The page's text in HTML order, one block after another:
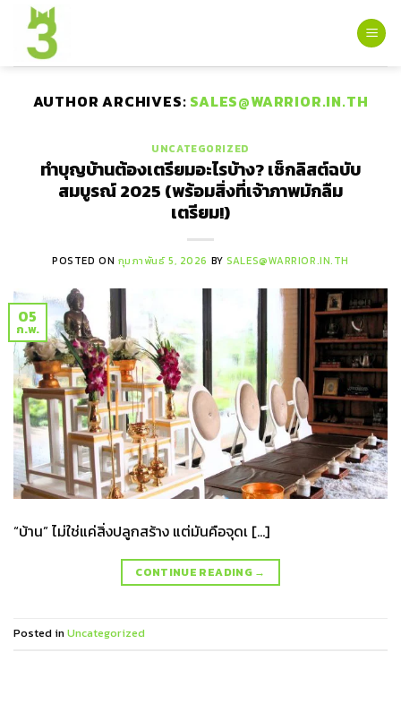
content
AUTHOR ARCHIVES: SALES@WARRIOR.IN.TH
UNCATEGORIZED
ทำบุญบ้านต้องเตรียมอะไรบ้าง? เช็กลิสต์ฉบับ
สมบูรณ์ 2025 (พร้อมสิ่งที่เจ้าภาพมักลืม
เตรียม!)
POSTED ON กุมภาพันธ์ 5, 2026 BYSALES@WARRIOR.IN.TH
05
ก.พ.
“บ้าน” ไม่ใช่แค่สิ่งปลูกสร้าง แต่มันคือจุดเ […]
CONTINUE READING →
Posted inUncategorized